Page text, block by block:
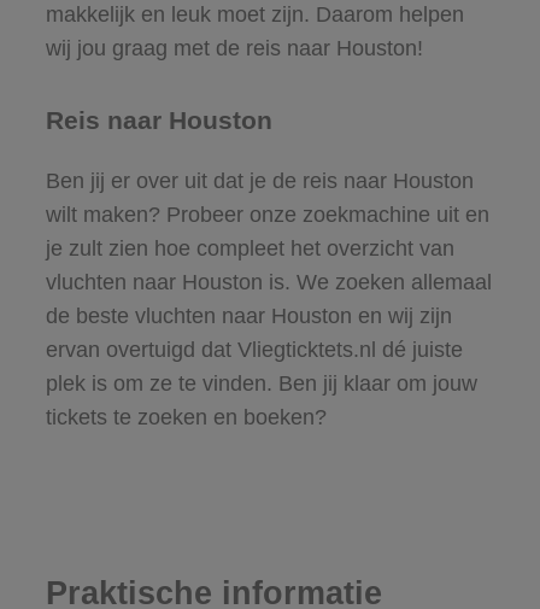
makkelijk en leuk moet zijn. Daarom helpen
wij jou graag met de reis naar Houston!
Reis naar Houston
Ben jij er over uit dat je de reis naar Houston
wilt maken? Probeer onze zoekmachine uit en
je zult zien hoe compleet het overzicht van
vluchten naar Houston is. We zoeken allemaal
de beste vluchten naar Houston en wij zijn
ervan overtuigd dat Vliegticktets.nl dé juiste
plek is om ze te vinden. Ben jij klaar om jouw
tickets te zoeken en boeken?
Praktische informatie